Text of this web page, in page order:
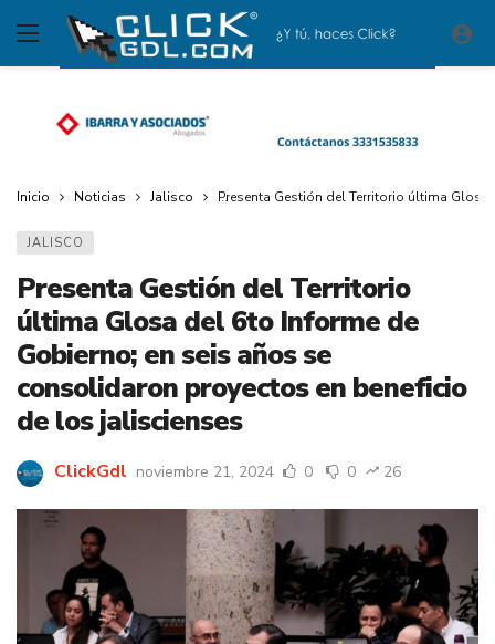
Inicio Noticias Jalisco Presenta Gestión del Territorio última
JALISCO
Presenta Gestión del Territorio
última Glosa del 6to Informe de
Gobierno; en seis años se
consolidaron proyectos en beneficio
de los jaliscienses
ClickGdl noviembre 21, 2024 0 0 26